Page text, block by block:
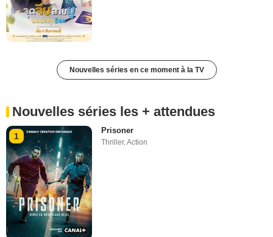
Nouvelles séries en ce moment à la TV
Nouvelles séries les + attendues
1
Prisoner
Thriller,Action